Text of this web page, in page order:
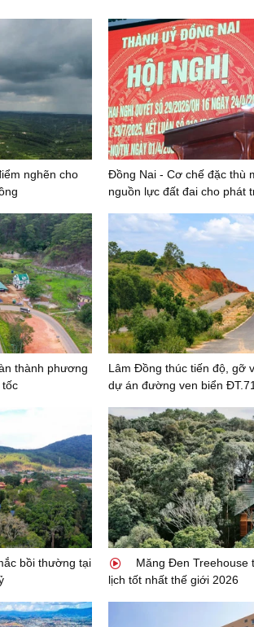
nghẽn cho
Đồng Nai - Cơ chế đặc thù
nguồn lực đất đai cho phát
thành phương
tốc
Lâm Đồng thúc tiến độ, gỡ
dự án đường ven biển
bồi thường tại
Măng Đen Treehouse
lịch tốt nhất thế giới 2026